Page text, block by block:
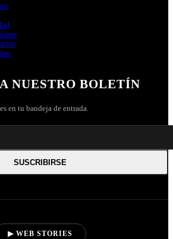
NUESTRO BOLETÍN
en tu bandeja de entrada.
SUSCRIBIRSE
▶ WEB STORIES